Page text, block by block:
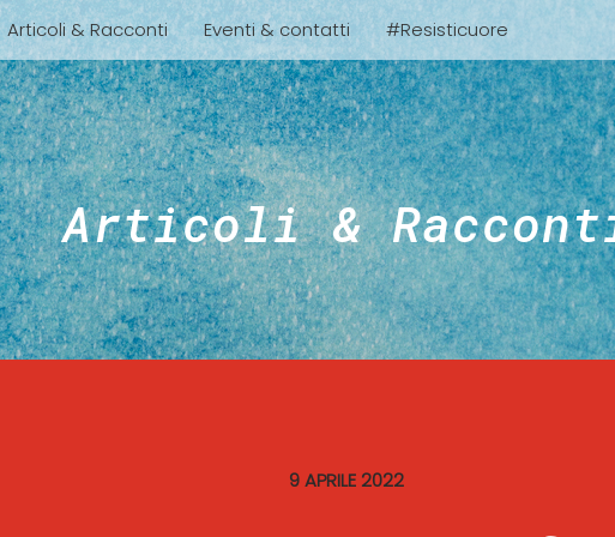
Articoli & Racconti Eventi & contatti #Resisticuore
Articoli &
9 APRILE 2022